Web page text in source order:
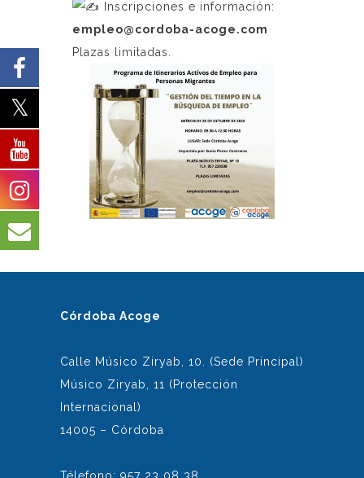
Inscripciones e información:
empleo@cordoba-acoge.com
Plazas limitadas.
Córdoba Acoge
Calle Músico Ziryab, 10. (Sede Principal)
Músico Ziryab, 11 (Protección
Internacional)
14005 – Córdoba